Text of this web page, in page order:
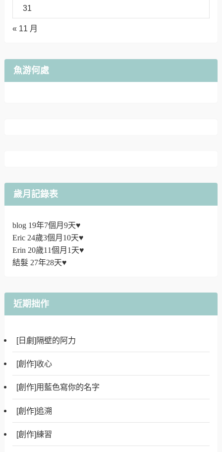
31
« 11 月
魚游何處
歲月記錄表
blog 19年7個月9天♥
Eric 24歲3個月10天♥
Erin 20歲11個月1天♥
結髮 27年28天♥
近期拙作
[日劇]隔壁的阿力
[創作]收心
[創作]用藍色寫你的名字
[創作]追溯
[創作]練習